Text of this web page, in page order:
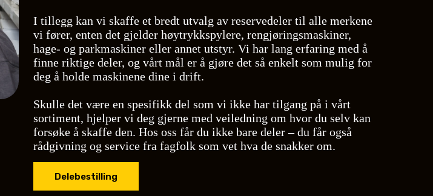
I tillegg kan vi skaffe et bredt utvalg av reservedeler til alle merkene
vi fører, enten det gjelder høytrykkspylere, rengjøringsmaskiner,
hage- og parkmaskiner eller annet utstyr. Vi har lang erfaring med å
finne riktige deler, og vårt mål er å gjøre det så enkelt som mulig for
deg å holde maskinene dine i drift.
Skulle det være en spesifikk del som vi ikke har tilgang på i vårt
sortiment, hjelper vi deg gjerne med veiledning om hvor du selv kan
forsøke å skaffe den. Hos oss får du ikke bare deler – du får også
rådgivning og service fra fagfolk som vet hva de snakker om.
Delebestilling